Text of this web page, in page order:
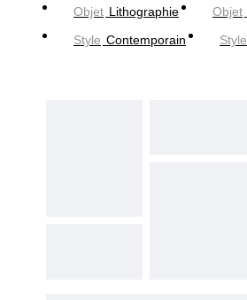
Objet Lithographie Objet
Style Contemporain Style